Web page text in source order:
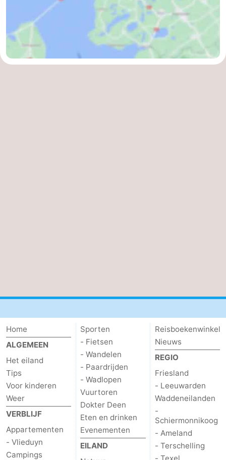
Home
ALGEMEEN
Het eiland
Tips
Voor kinderen
Weer
VERBLIJF
Appartementen
- Vlieduyn
Campings
Sporten
- Fietsen
- Wandelen
- Paardrijden
- Wadlopen
Vuurtoren
Dokter Deen
Eten en drinken
Evenementen
EILAND
Reisboekenwinkel
Nieuws
REGIO
Friesland
- Leeuwarden
Waddeneilanden
-
Schiermonnikoog
- Ameland
- Terschelling